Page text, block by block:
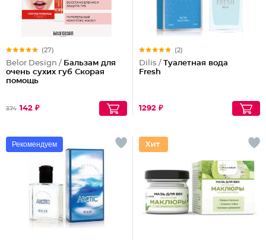
(27)
Belor Design / Бальзам для
очень сухих губ Скорая
помощь
374 142 ₽
(2)
Dilis / Туалетная вода
Fresh
1292 ₽
Рекомендуем